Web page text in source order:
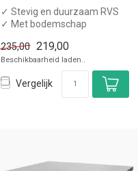
✓ Stevig en duurzaam RVS
✓ Met bodemschap
✓ Verstelbare poten
...
235,00 219,00
Beschikbaarheid laden..
Vergelijk